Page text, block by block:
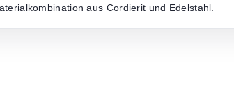
aus Cordierit und Edelstahl.